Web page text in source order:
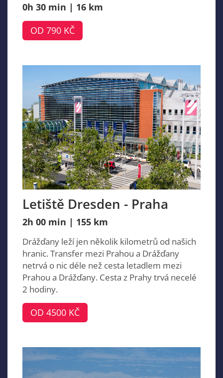
0h 30 min | 16 km
OD 790 KČ
Letiště Dresden - Praha
2h 00 min | 155 km
Drážďany leží jen několik kilometrů od našich
hranic. Transfer mezi Prahou a Drážďany
netrvá o nic déle než cesta letadlem mezi
Prahou a Drážďany. Cesta z Prahy trvá necelé
2 hodiny.
OD 4500 KČ